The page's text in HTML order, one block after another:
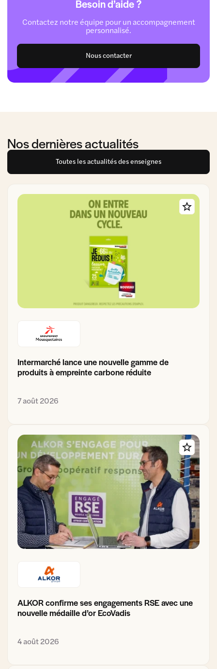
Besoin d’aide ?
Contactez notre équipe pour un accompagnement
personnalisé.
Nous contacter
Nos dernières actualités
Toutes les actualités des enseignes
Intermarché lance une nouvelle gamme de
produits à empreinte carbone réduite
7 août 2026
ALKOR confirme ses engagements RSE avec une
nouvelle médaille d’or EcoVadis
4 août 2026